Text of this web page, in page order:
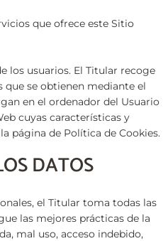
que ofrece este Sitio
los usuarios. El Titular recoge
se obtienen mediante el
en el ordenador del Usuario
cuyas características y
página de Política de Cookies.
DATOS
el Titular toma todas las
las mejores prácticas de la
mal uso, acceso indebido,